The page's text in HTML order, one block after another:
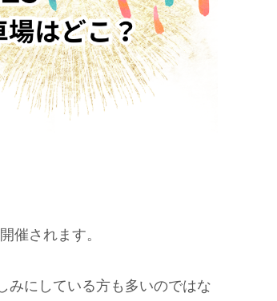
催されます。
みにしている方も多いのではな